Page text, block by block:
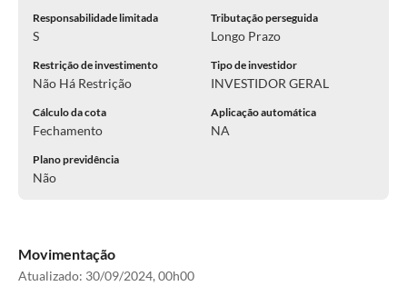
Responsabilidade limitada
S
Tributação perseguida
Longo Prazo
Restrição de investimento
Não Há Restrição
Tipo de investidor
INVESTIDOR GERAL
Cálculo da cota
Fechamento
Aplicação automática
NA
Plano previdência
Não
Movimentação
Atualizado: 30/09/2024, 00h00